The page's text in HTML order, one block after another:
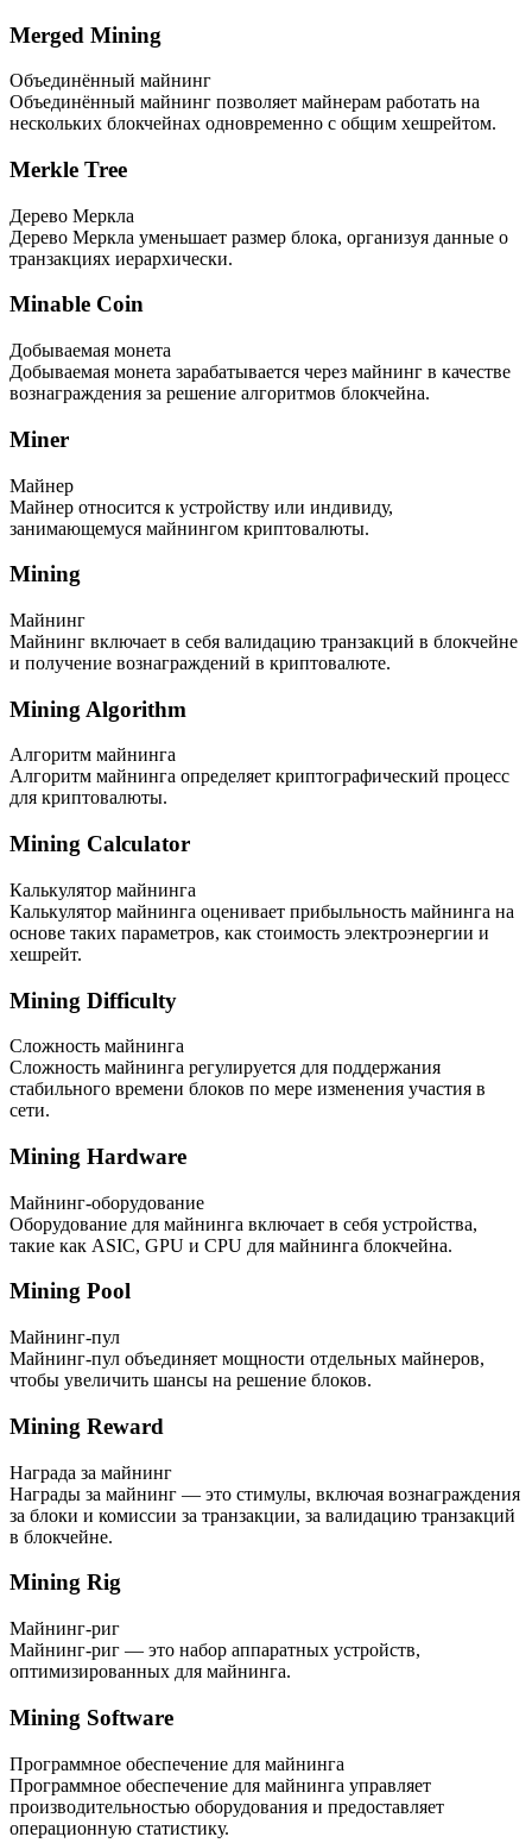
Merged Mining
Объединённый майнинг
Объединённый майнинг позволяет майнерам работать на
нескольких блокчейнах одновременно с общим хешрейтом.
Merkle Tree
Дерево Меркла
Дерево Меркла уменьшает размер блока, организуя данные о
транзакциях иерархически.
Minable Coin
Добываемая монета
Добываемая монета зарабатывается через майнинг в качестве
вознаграждения за решение алгоритмов блокчейна.
Miner
Майнер
Майнер относится к устройству или индивиду,
занимающемуся майнингом криптовалюты.
Mining
Майнинг
Майнинг включает в себя валидацию транзакций в блокчейне
и получение вознаграждений в криптовалюте.
Mining Algorithm
Алгоритм майнинга
Алгоритм майнинга определяет криптографический процесс
для криптовалюты.
Mining Calculator
Калькулятор майнинга
Калькулятор майнинга оценивает прибыльность майнинга на
основе таких параметров, как стоимость электроэнергии и
хешрейт.
Mining Difficulty
Сложность майнинга
Сложность майнинга регулируется для поддержания
стабильного времени блоков по мере изменения участия в
сети.
Mining Hardware
Майнинг-оборудование
Оборудование для майнинга включает в себя устройства,
такие как ASIC, GPU и CPU для майнинга блокчейна.
Mining Pool
Майнинг-пул
Майнинг-пул объединяет мощности отдельных майнеров,
чтобы увеличить шансы на решение блоков.
Mining Reward
Награда за майнинг
Награды за майнинг — это стимулы, включая вознаграждения
за блоки и комиссии за транзакции, за валидацию транзакций
в блокчейне.
Mining Rig
Майнинг-риг
Майнинг-риг — это набор аппаратных устройств,
оптимизированных для майнинга.
Mining Software
Программное обеспечение для майнинга
Программное обеспечение для майнинга управляет
производительностью оборудования и предоставляет
операционную статистику.